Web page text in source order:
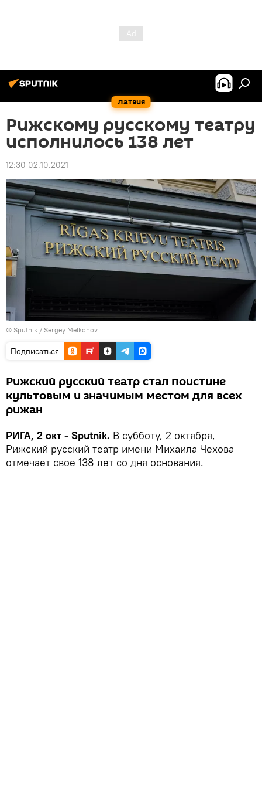
Латвия
Рижскому русскому театру
исполнилось 138 лет
12:30 02.10.2021
© Sputnik / Sergey Melkonov
Подписаться
Рижский русский театр стал поистине
культовым и значимым местом для всех
рижан
РИГА, 2 окт - Sputnik. В субботу, 2 октября,
Рижский русский театр имени Михаила Чехова
отмечает свое 138 лет со дня основания.